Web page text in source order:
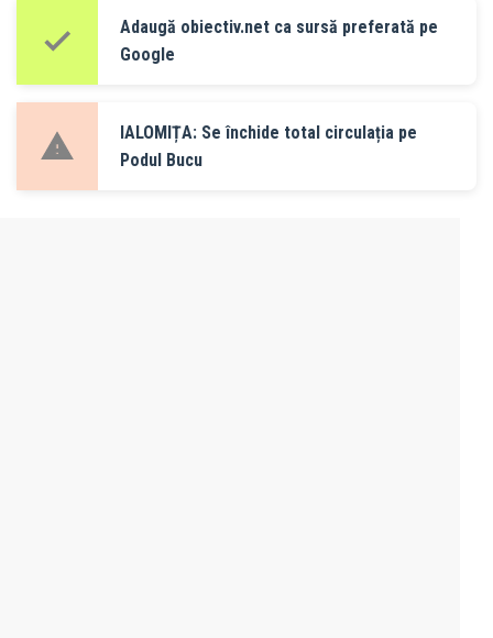
Adaugă obiectiv.net ca sursă preferată pe
Google
IALOMIȚA: Se închide total circulația pe
Podul Bucu